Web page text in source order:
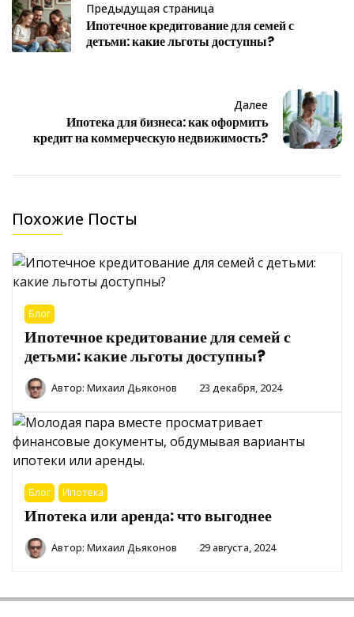
Предыдущая страница
Ипотечное кредитование для семей с
детьми: какие льготы доступны?
Далее
Ипотека для бизнеса: как оформить
кредит на коммерческую недвижимость?
Похожие Посты
Блог
Ипотечное кредитование для семей с
детьми: какие льготы доступны?
Автор: Михаил Дьяконов 23 декабря, 2024
Блог Ипотека
Ипотека или аренда: что выгоднее
Автор: Михаил Дьяконов 29 августа, 2024